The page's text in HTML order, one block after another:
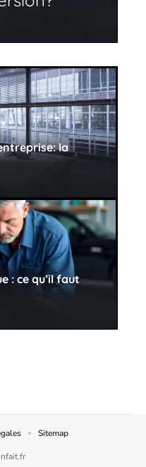
la
: ce qu’il faut
Sitemap